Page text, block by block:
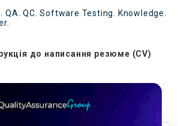
QA. QC. Software Testing. Knowledge.
до написання резюме (CV)